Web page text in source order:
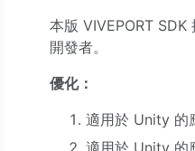
本版 VIVEPORT
開發者。
優化：
適用於 Unity 的
適用於 Unity 的